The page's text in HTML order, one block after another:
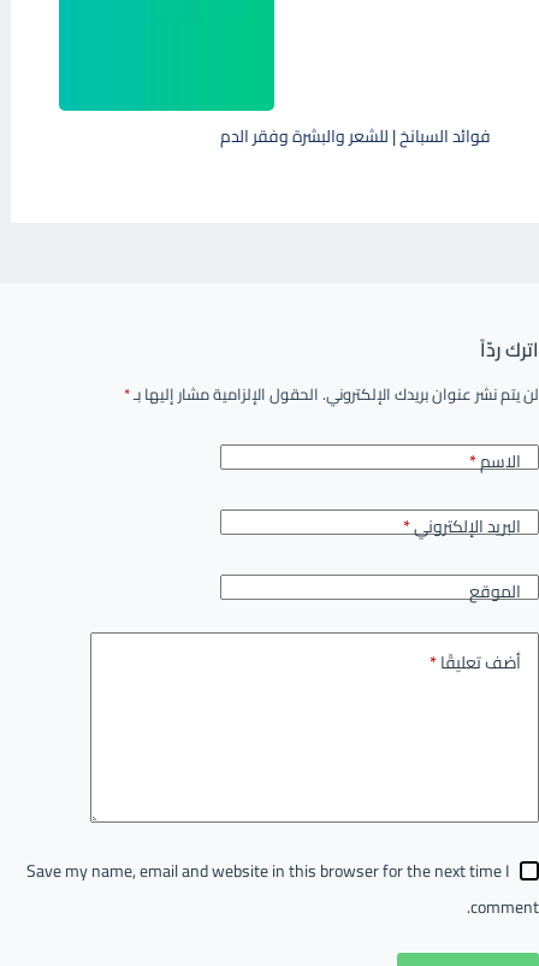
فوائد السبانخ | للشعر والبشرة وفقر الدم
اترك ردّاً
لن يتم نشر عنوان بريدك الإلكتروني.الحقول الإلزامية مشار إليها بـ*
الاسم*
البريد الإلكتروني*
الموقع
أضف تعليقًا*
Save my name, email and website in this browser for the next time I
comment.